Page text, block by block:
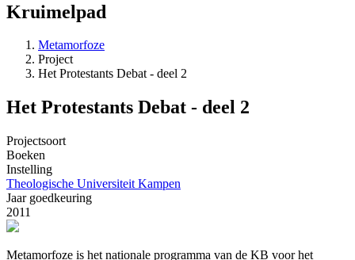
Kruimelpad
Metamorfoze
Project
Het Protestants Debat - deel 2
Het Protestants Debat - deel 2
Projectsoort
Boeken
Instelling
Theologische Universiteit Kampen
Jaar goedkeuring
2011
Metamorfoze is het nationale programma van de KB voor het